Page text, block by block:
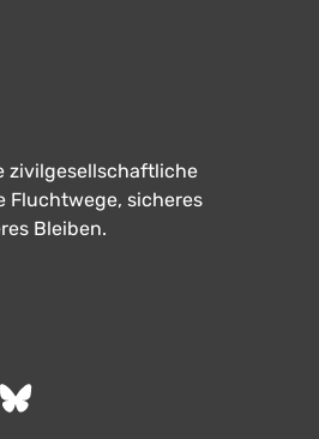
zivilgesellschaftliche
Fluchtwege, sicheres
Bleiben.